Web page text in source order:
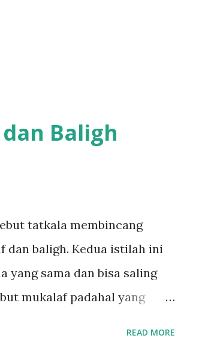
Baligh
tatkala membincang
dan baligh. Kedua istilah ini
yang sama dan bisa saling
mukalaf padahal yang
READ MORE